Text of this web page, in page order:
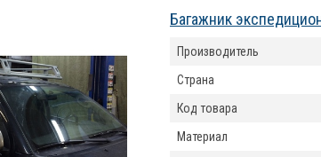
Багажник
Производитель
Страна
Код товара
Материал